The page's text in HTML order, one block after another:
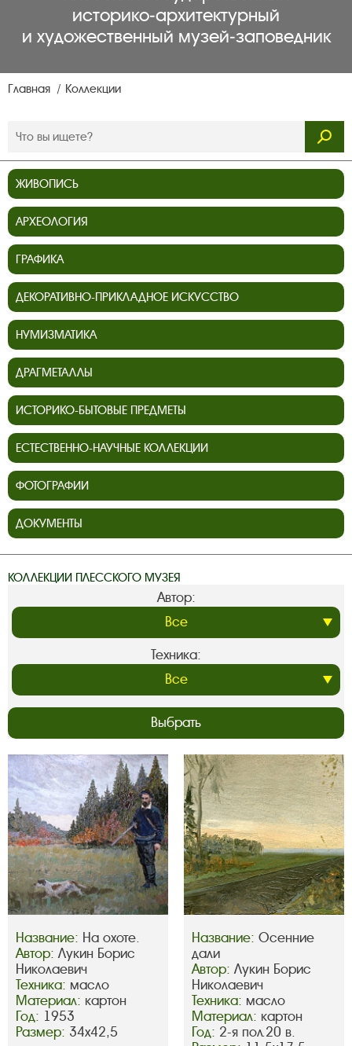
историко‑архитектурный
и художественный музей‑заповедник
Главная Коллекции
ЖИВОПИСЬ
АРХЕОЛОГИЯ
ГРАФИКА
ДЕКОРАТИВНО-ПРИКЛАДНОЕ ИСКУССТВО
НУМИЗМАТИКА
ДРАГМЕТАЛЛЫ
ИСТОРИКО-БЫТОВЫЕ ПРЕДМЕТЫ
ЕСТЕСТВЕННО-НАУЧНЫЕ КОЛЛЕКЦИИ
ФОТОГРАФИИ
ДОКУМЕНТЫ
КОЛЛЕКЦИИ ПЛЕССКОГО МУЗЕЯ
Автор:
Техника:
Выбрать
Название: На охоте.
Автор: Лукин Борис
Николаевич
Техника: масло
Материал: картон
Год: 1953
Размер: 34х42,5
Название: Осенние
дали
Автор: Лукин Борис
Николаевич
Техника: масло
Материал: картон
Год: 2-я пол.20 в.